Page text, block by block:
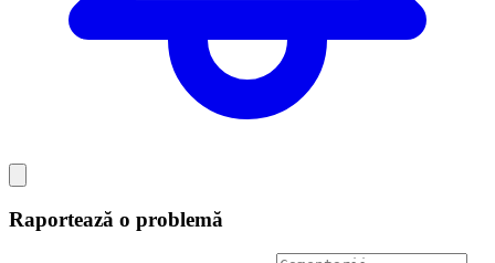
Raportează o problemă